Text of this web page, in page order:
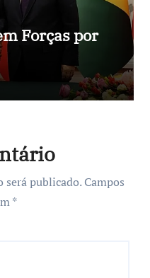
Forças por
será publicado. Campos
*